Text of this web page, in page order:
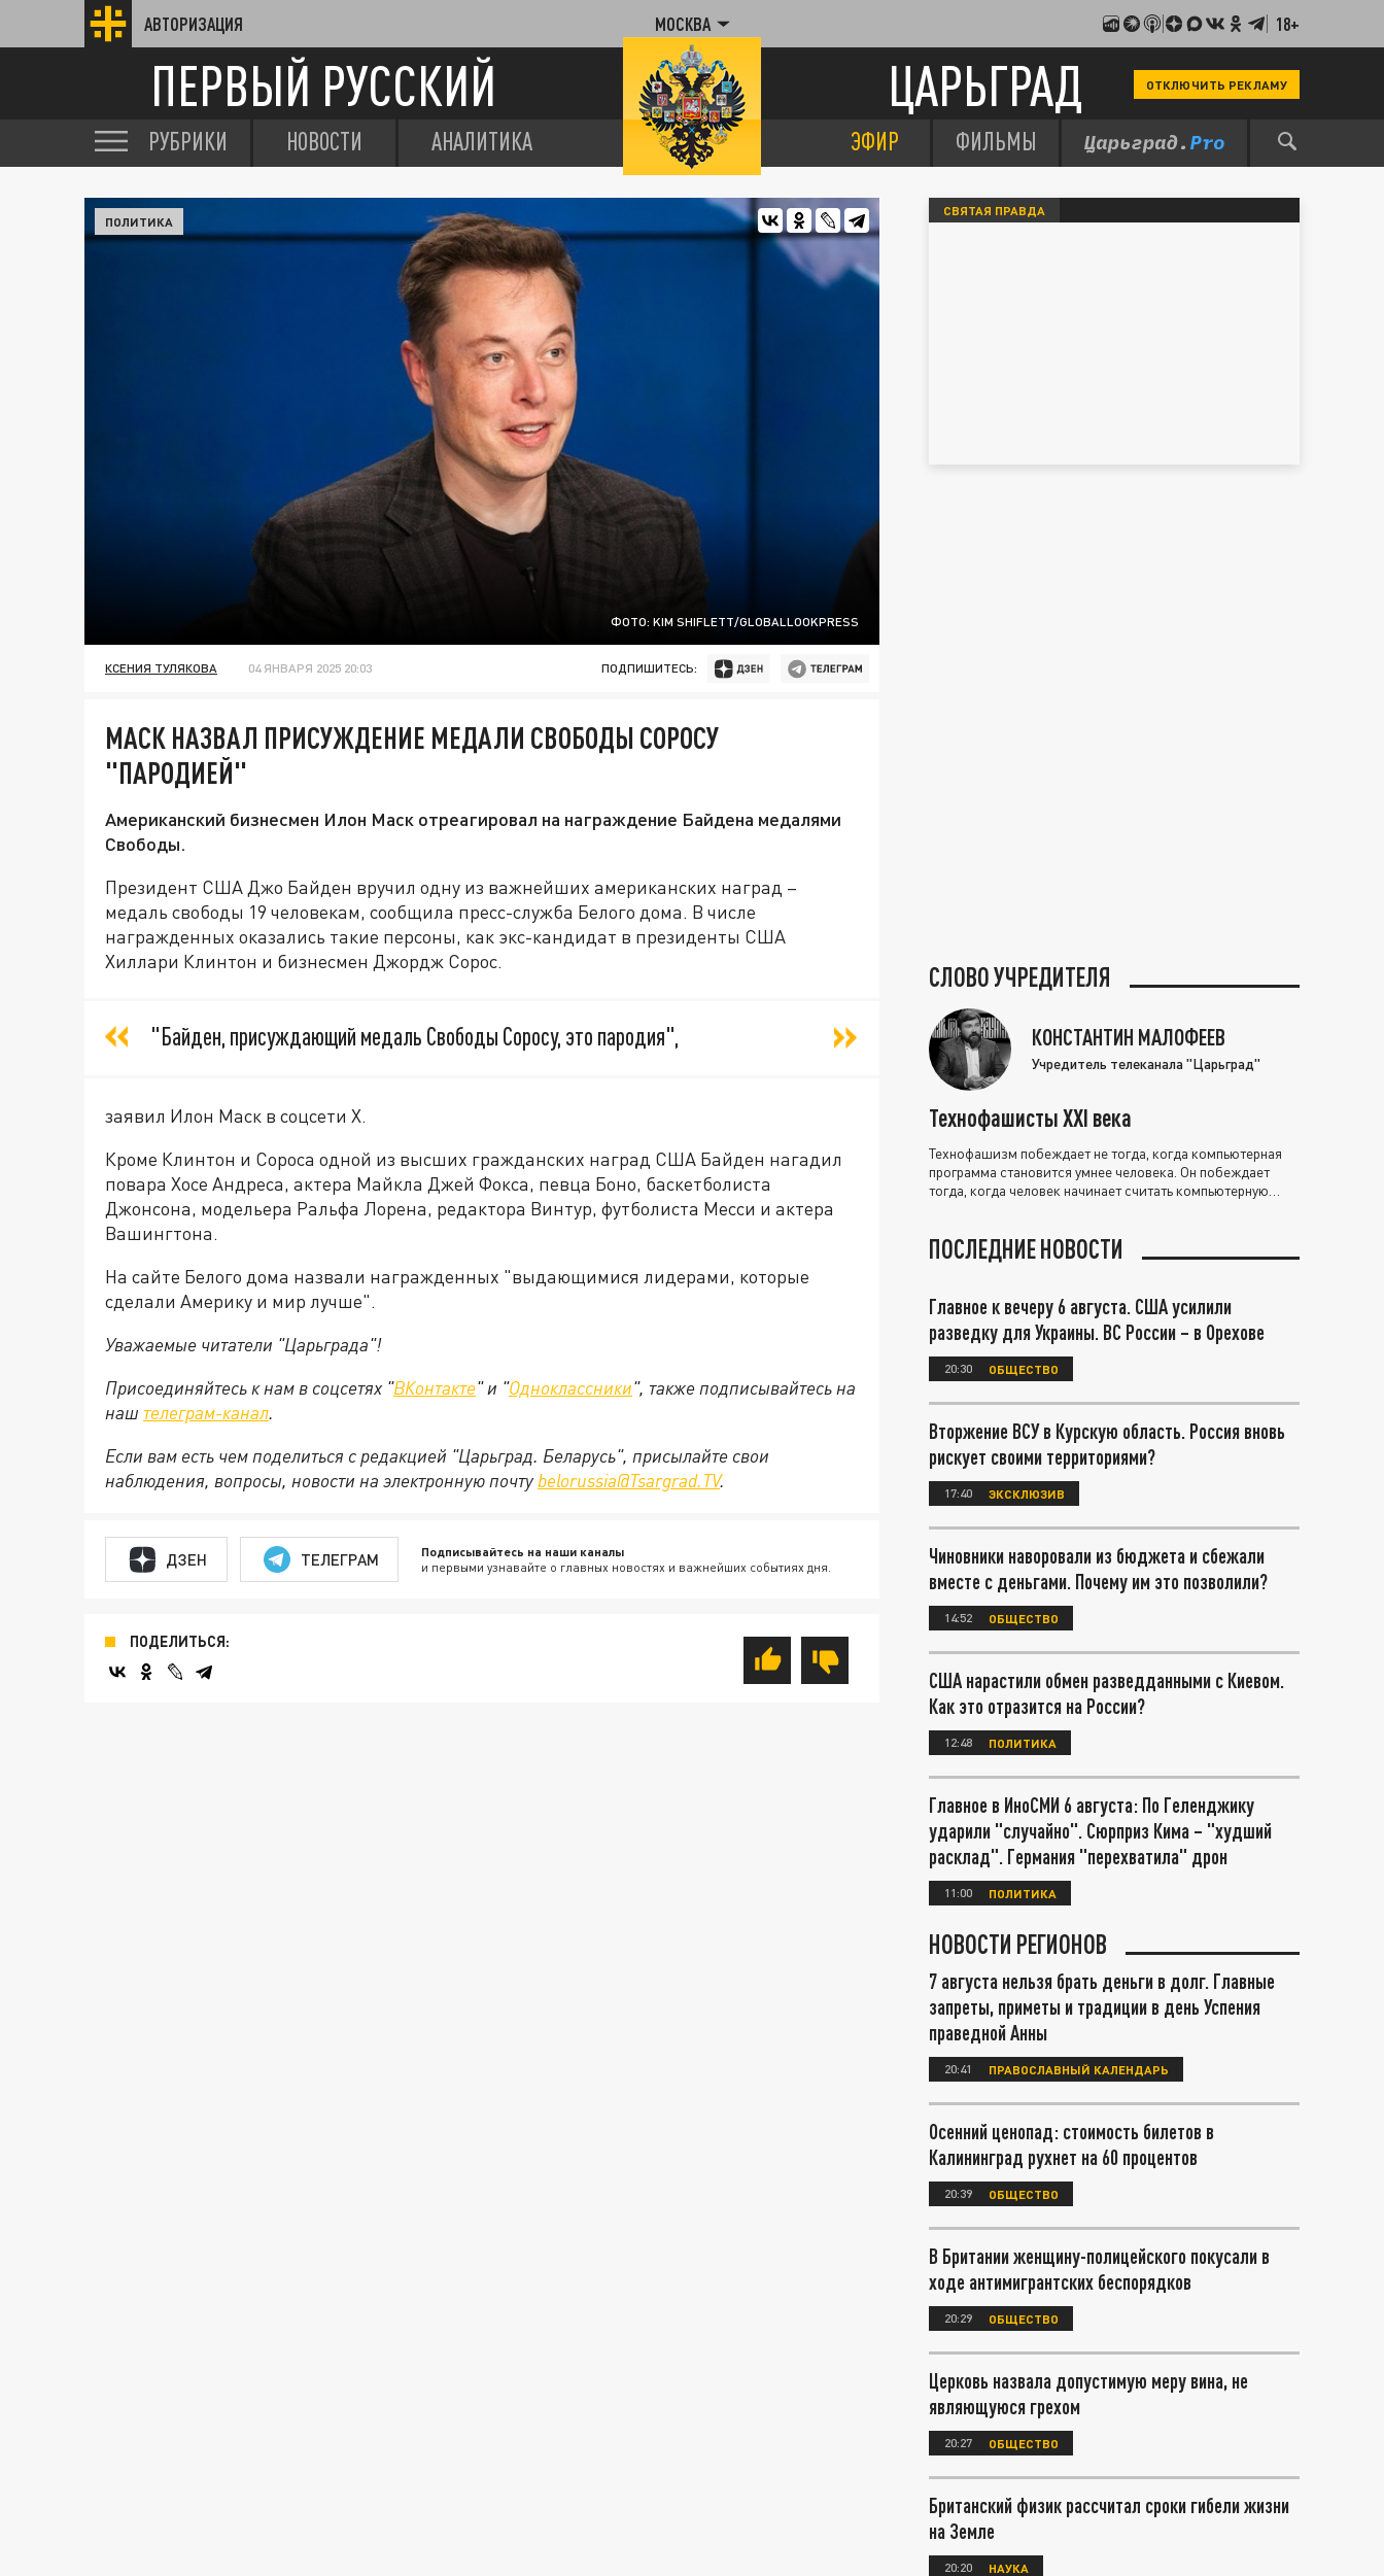
АВТОРИЗАЦИЯ МОСКВА 18+
ПЕРВЫЙ РУССКИЙ ЦАРЬГРАД ОТКЛЮЧИТЬ РЕКЛАМУ
РУБРИКИ НОВОСТИ АНАЛИТИКА ЭФИР ФИЛЬМЫ
ФОТО: KIM SHIFLETT/GLOBALLOOKPRESS
ПОЛИТИКА
КСЕНИЯ ТУЛЯКОВА 04 ЯНВАРЯ 2025 20:03 ПОДПИШИТЕСЬ:
МАСК НАЗВАЛ ПРИСУЖДЕНИЕ МЕДАЛИ СВОБОДЫ СОРОСУ
"ПАРОДИЕЙ"
Американский бизнесмен Илон Маск отреагировал на награждение Байдена медалями
Свободы.
Президент США Джо Байден вручил одну из важнейших американских наград –
медаль свободы 19 человекам, сообщила пресс-служба Белого дома. В числе
награжденных оказались такие персоны, как экс-кандидат в президенты США
Хиллари Клинтон и бизнесмен Джордж Сорос.
"Байден, присуждающий медаль Свободы Соросу, это пародия",
заявил Илон Маск в соцсети Х.
Кроме Клинтон и Сороса одной из высших гражданских наград США Байден нагадил
повара Хосе Андреса, актера Майкла Джей Фокса, певца Боно, баскетболиста
Джонсона, модельера Ральфа Лорена, редактора Винтур, футболиста Месси и актера
Вашингтона.
На сайте Белого дома назвали награжденных "выдающимися лидерами, которые
сделали Америку и мир лучше".
Уважаемые читатели "Царьграда"!
Присоединяйтесь к нам в соцсетях "ВКонтакте" и "Одноклассники", также подписывайтесь на
наш телеграм-канал.
Если вам есть чем поделиться с редакцией "Царьград. Беларусь", присылайте свои
наблюдения, вопросы, новости на электронную почту belorussia@Tsargrad.TV.
ДЗЕН ТЕЛЕГРАМ Подписывайтесь на наши каналы
и первыми узнавайте о главных новостях и важнейших событиях дня.
ПОДЕЛИТЬСЯ:
СВЯТАЯ ПРАВДА
СЛОВО УЧРЕДИТЕЛЯ
КОНСТАНТИН МАЛОФЕЕВ
Учредитель телеканала "Царьград"
Технофашисты XXI века
Технофашизм побеждает не тогда, когда компьютерная
программа становится умнее человека. Он побеждает
тогда, когда человек начинает считать компьютерную
ПОСЛЕДНИЕ НОВОСТИ
Главное к вечеру 6 августа. США усилили
разведку для Украины. ВС России – в Орехове
20:30 ОБЩЕСТВО
Вторжение ВСУ в Курскую область. Россия вновь
рискует своими территориями?
17:40 ЭКСКЛЮЗИВ
Чиновники наворовали из бюджета и сбежали
вместе с деньгами. Почему им это позволили?
14:52 ОБЩЕСТВО
США нарастили обмен разведданными с Киевом.
Как это отразится на России?
12:48 ПОЛИТИКА
Главное в ИноСМИ 6 августа: По Геленджику
ударили "случайно". Сюрприз Кима – "худший
расклад". Германия "перехватила" дрон
11:00 ПОЛИТИКА
НОВОСТИ РЕГИОНОВ
7 августа нельзя брать деньги в долг. Главные
запреты, приметы и традиции в день Успения
праведной Анны
20:41 ПРАВОСЛАВНЫЙ КАЛЕНДАРЬ
Осенний ценопад: стоимость билетов в
Калининград рухнет на 60 процентов
20:39 ОБЩЕСТВО
В Британии женщину-полицейского покусали в
ходе антимигрантских беспорядков
20:29 ОБЩЕСТВО
Церковь назвала допустимую меру вина, не
являющуюся грехом
20:27 ОБЩЕСТВО
Британский физик рассчитал сроки гибели жизни
на Земле
20:20 НАУКА